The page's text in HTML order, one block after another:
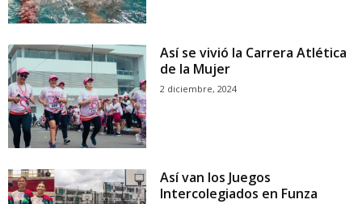
Así se vivió la Carrera Atlética
de la Mujer
2 diciembre, 2024
Así van los Juegos
Intercolegiados en Funza